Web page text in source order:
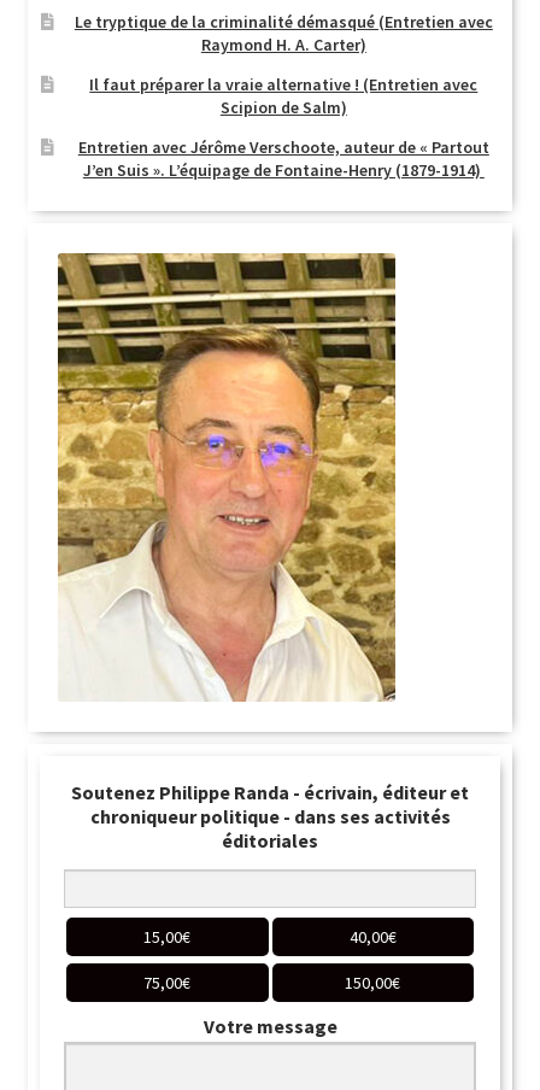
Le tryptique de la criminalité démasqué (Entretien avec
Raymond H. A. Carter)
Il faut préparer la vraie alternative ! (Entretien avec
Scipion de Salm)
Entretien avec Jérôme Verschoote, auteur de « Partout
J’en Suis ». L’équipage de Fontaine-Henry (1879-1914)
Soutenez Philippe Randa - écrivain, éditeur et
chroniqueur politique - dans ses activités
éditoriales
15,00€ 40,00€
75,00€ 150,00€
Votre message